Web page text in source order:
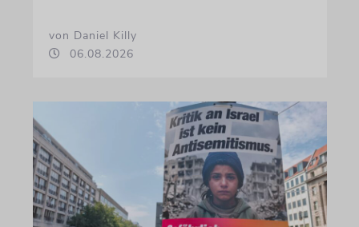
von Daniel Killy
06.08.2026